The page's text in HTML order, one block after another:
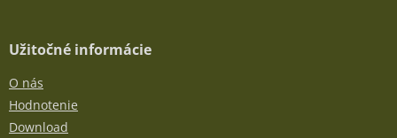
Užitočné informácie
O nás
Hodnotenie
Download